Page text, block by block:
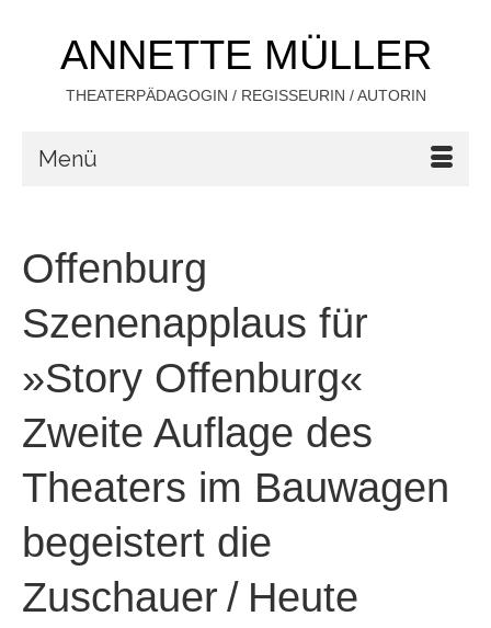
ANNETTE MÜLLER
THEATERPÄDAGOGIN / REGISSEURIN / AUTORIN
Menü
Offenburg
Szenenapplaus für
»Story Offenburg«
Zweite Auflage des
Theaters im Bauwagen
begeistert die
Zuschauer / Heute